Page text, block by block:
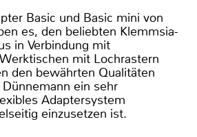
Basic und Basic mini von
es, den beliebten Klemmsia-
in Verbindung mit
mit Lochrastern
den bewährten Qualitäten
ein sehr
Adaptersystem
einzusetzen ist.